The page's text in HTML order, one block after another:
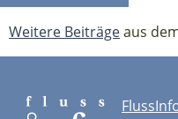
Weitere Beiträgeaus